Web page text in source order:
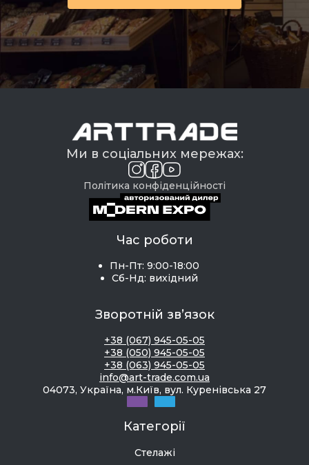
Ми в соціальних мережах:
Політика конфіденційності
Час роботи
Пн-Пт: 9:00-18:00
Сб-Нд: вихідний
Зворотній зв’язок
+38 (067) 945-05-05
+38 (050) 945-05-05
info@art-trade.com.ua
04073, Україна, м.Київ, вул. Куренівська 27
Категорії
Стелажі
Холодильне обладнання
Касові бокси
Економпанелі
Меблі з нержавіючої сталі
Торгові меблі